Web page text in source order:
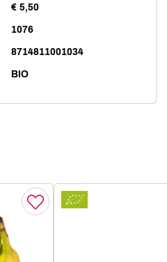
€ 5,50
1076
8714811001034
BIO